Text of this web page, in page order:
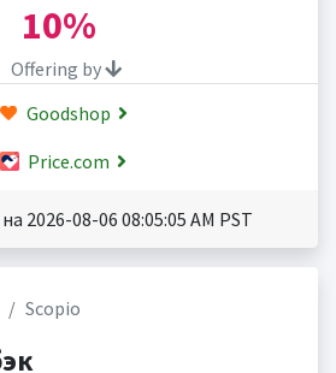
10%
Offering by
Goodshop
Price.com
2026-08-06 08:05:05 AM PST
Scopio